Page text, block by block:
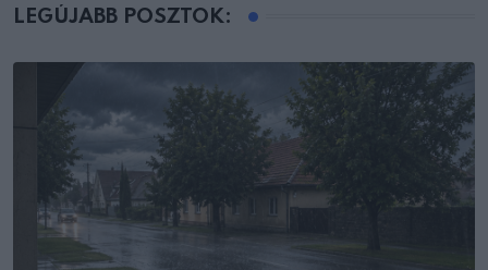
LEGÚJABB POSZTOK: